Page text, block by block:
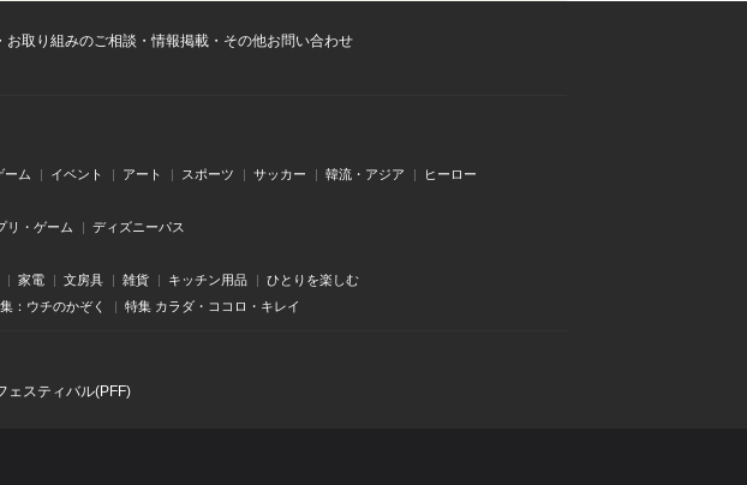
お取り組みのご相談・情報掲載・その他お問い合わせ
ーム イベント アート スポーツ サッカー 韓流・アジア ヒーロー
リ・ゲーム ディズニーパス
家電 文房具 雑貨 キッチン用品 ひとりを楽しむ
：ウチのかぞく 特集 カラダ・ココロ・キレイ
ェスティバル(PFF)